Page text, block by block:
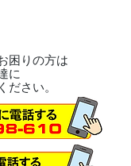
困りの方は
に
ださい。